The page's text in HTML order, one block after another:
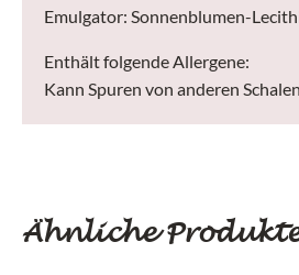
Emulgator: Sonnenblumen-
Enthält folgende Allergene:
Kann Spuren von anderen
Ähnliche